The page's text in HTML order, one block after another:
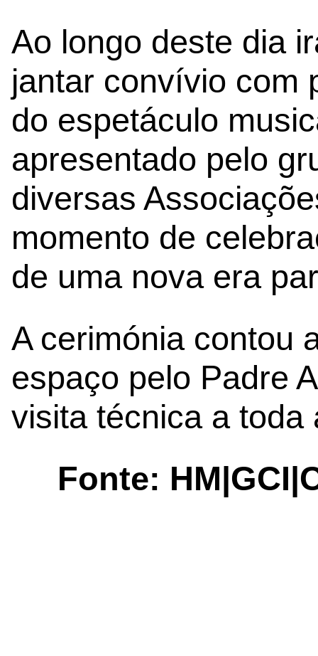
Ao longo deste dia
jantar convívio com
do espetáculo
apresentado pelo
diversas
momento de
de uma nova era
A cerimónia contou
espaço pelo Padre
visita técnica a toda
Fonte: